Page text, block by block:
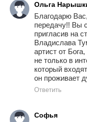
Ольга
Благодарю
передачу!! Вы
пригласив на
Владислава
артист от
не только в
который
он проживает
Ответить
Софья